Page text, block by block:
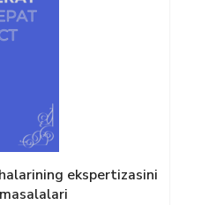
ekspertizasini